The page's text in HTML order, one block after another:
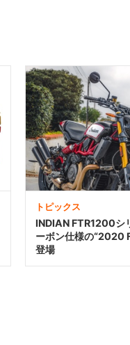
トピックス
INDIAN FTR1200シ
ーボン仕様の“2020
登場